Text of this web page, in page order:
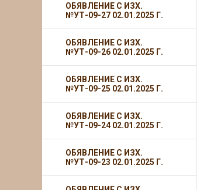
ОБЯВЛЕНИЕ С ИЗХ.
№УТ-09-27 02.01.2025 Г.
ОБЯВЛЕНИЕ С ИЗХ.
№УТ-09-26 02.01.2025 Г.
ОБЯВЛЕНИЕ С ИЗХ.
№УТ-09-25 02.01.2025 Г.
ОБЯВЛЕНИЕ С ИЗХ.
№УТ-09-24 02.01.2025 Г.
ОБЯВЛЕНИЕ С ИЗХ.
№УТ-09-23 02.01.2025 Г.